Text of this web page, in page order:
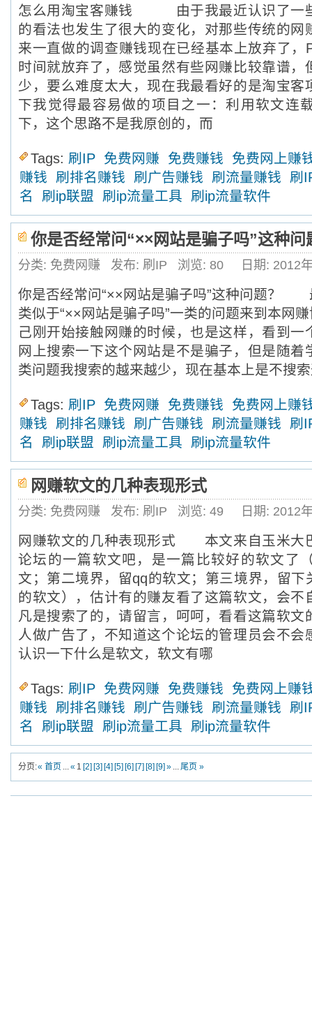
怎么用淘宝客赚钱 由于我最近认识了一些
的看法也发生了很大的变化，对那些传统的网
来一直做的调查赚钱现在已经基本上放弃了，
时间就放弃了，感觉虽然有些网赚比较靠谱，
少，要么难度太大，现在我最看好的是淘
下我觉得最容易做的项目之一：利用软文连
下，这个思路不是我原创的，而
Tags: 刷IP 免费网赚 免费赚钱
免费网上赚
赚钱
刷排名赚钱 刷广告赚钱 刷流量赚钱
刷
名
刷ip联盟 刷ip流量工具 刷ip流量软件
你是否经常问“××网站是骗子吗”这种问
分类: 免费网赚 发布: 刷IP 浏览: 80 日期: 2012
你是否经常问“××网站是骗子吗”这种问题？
类似于“××网站是骗子吗”一类的问题来到本网
己刚开始接触网赚的时候，也是这样，看到一
网上搜索一下这个网站是不是骗子，但是随着
类问题我搜索的越来越少，现在基本上是不搜
Tags: 刷IP 免费网赚 免费赚钱
免费网上赚
赚钱
刷排名赚钱 刷广告赚钱 刷流量赚钱
刷
名
刷ip联盟 刷ip流量工具 刷ip流量软件
网赚软文的几种表现形式
分类: 免费网赚 发布: 刷IP 浏览: 49 日期: 2012
网赚软文的几种表现形式 本文来自玉米大
论坛的一篇软文吧，是一篇比较好的软文了
文；第二境界，留qq的软文；第三境界，留下
的软文），估计有的赚友看了这篇软文，会不
凡是搜索了的，请留言，呵呵，看看这篇软文
人做广告了，不知道这个论坛的管理员会
认识一下什么是软文，软文有哪
Tags: 刷IP 免费网赚 免费赚钱
免费网上赚
赚钱
刷排名赚钱 刷广告赚钱 刷流量赚钱
刷
名
刷ip联盟 刷ip流量工具 刷ip流量软件
分页:« 首页 ...« 1 [2] [3] [4] [5] [6] [7] [8] [9] » ...尾页 »